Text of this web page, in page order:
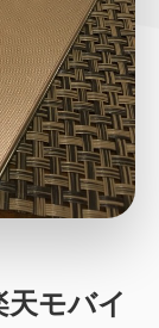
ラ カメラ
コラム
モバイ